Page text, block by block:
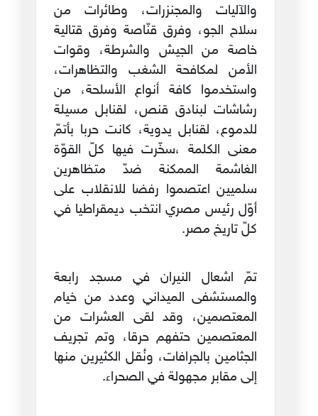
والآليات والمجنزرات، وطائرات من
سلاح الجو، وفرق قنّاصة وفرق قتالية
خاصة من الجيش والشرطة، وقوات
الأمن لمكافحة الشغب والتظاهرات،
واستخدموا كافة أنواع الأسلحة، من
رشاشات لبنادق قنص، لقنابل مسيلة
للدموع، لقنابل يدوية، كانت حربا بأتمّ
معنى الكلمة ،سخّرت فيها كلّ القوّة
الغاشمة الممكنة ضدّ متظاهرين
سلميين اعتصموا رفضا للانقلاب على
أوّل رئيس مصري انتخب ديمقراطيا في
كلّ تاريخ مصر.
تمّ اشعال النيران في مسجد رابعة
والمستشفى الميداني وعدد من خيام
المعتصمين، وقد لقى العشرات من
المعتصمين حتفهم حرقا، وتم تجريف
الجثامين بالجرافات، ونُقل الكثيرين منها
إلى مقابر مجهولة في الصحراء.